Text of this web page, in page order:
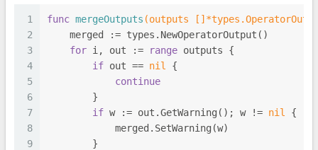
1
2
3
4
5
6
7
8
9
func mergeOutputs (outputs
    merged := types.NewOperatorOutput()
for i, out := range outputs {
if out == nil
{
continue
        }
if w := out.GetWarning(); w != nil
{
            merged.SetWarning(w)
        }